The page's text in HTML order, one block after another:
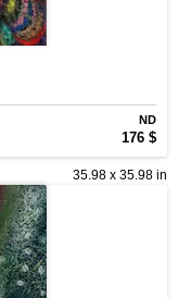
ND
176 $
35.98 x 35.98 in